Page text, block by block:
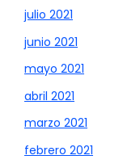
julio 2021
junio 2021
mayo 2021
abril 2021
marzo 2021
febrero 2021